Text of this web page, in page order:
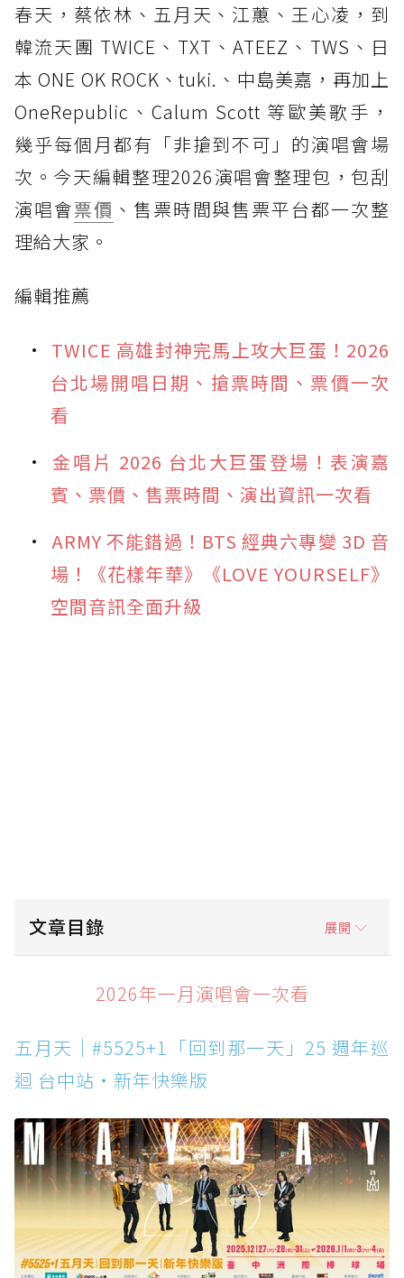
春天，蔡依林、五月天、江蕙、王心凌，到
韓流天團 TWICE、TXT、ATEEZ、TWS、日
本 ONE OK ROCK、tuki.、中島美嘉，再加上
OneRepublic、Calum Scott 等歐美歌手，
幾乎每個月都有「非搶到不可」的演唱會場
次。今天編輯整理2026演唱會整理包，包刮
演唱會票價 、售票時間與售票平台都一次整
理給大家。
編輯推薦
TWICE 高雄封神完馬上攻大巨蛋！2026
台北場開唱日期、搶票時間、票價一次
看
金唱片 2026 台北大巨蛋登場！表演嘉
賓、票價、售票時間、演出資訊一次看
ARMY 不能錯過！BTS 經典六專變 3D 音
場！《花樣年華》《LOVE YOURSELF》
空間音訊全面升級
文章目錄 展開
2026年一月演唱會一次看
2026年三月演唱會一次看
2026年四月演唱會一次看
2026年五月演唱會一次看
2026年一月演唱會一次看
五月天｜#5525+1「回到那一天」25 週年巡
迴 台中站・新年快樂版